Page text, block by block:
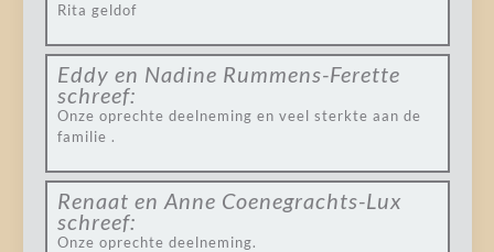
Rita geldof
Eddy en Nadine Rummens-Ferette
schreef:
Onze oprechte deelneming en veel sterkte aan de
familie .
Renaat en Anne Coenegrachts-Lux
schreef:
Onze oprechte deelneming.